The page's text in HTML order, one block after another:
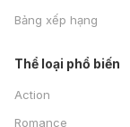
Bảng xếp hạng
Thể loại phổ biến
Action
Romance